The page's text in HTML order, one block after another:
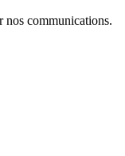
nos communications.